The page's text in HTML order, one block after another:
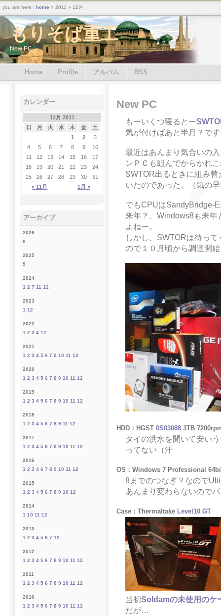
もりそば重工
New PC
New PC
もーいくつ寝るとー
気が付けばあと半月？で
最近はあんまり気合いの
ンＰＣも組んでからかれ
SWTOR出るときに組み
いたのであった。（気の
でもCPUはSandyBridge-
来年？、Windows8も来年
よねー。
しかし、SWTORは待っ
ので１０月頃から調達開
HDD：HGST 0S03088 3TB
タイの洪水を聞いて安い
ってない（汗
OS：Windows 7 Professional
8までのつなぎ？なので
あんまり変わらないので
Case：Thermaltake Level10 GT
当初Soldamの未使用のケ
だが…
カレンダー
12月 2011
日
月 火 水 木 金 土
« 11月 1月 »
1 2
3
4
5 6 7 8 9
10
11
12 13 14 15 16
17
18
19 20 21 22 23
24
25
26 27 28 29 30 31
アーカイブ
2026
8
2025
5
2024
1 2 7 11 12
2023
1 12
2022
1 2 3 4 12
2021
1 2 3 4 5 6 7 9 10 11 12
2020
1 2 3 4 5 6 7 8 9 10 11 12
2019
1 2 3 4 5 6 7 8 9 10 11 12
2018
1 2 3 4 5 6 7 8 9 11 12
2017
1 2 3 4 5 6 7 8 9 10 11 12
2016
1 2 3 4 6 7 8 9 10 11 12
2015
1 2 3 4 5 6 7 8 9 10 12
2014
1 10 11 12
2013
1 2 3 4 5 6 7 12
2012
1 2 3 4 5 6 7 8 9 10 11 12
2011
1 2 3 4 5 6 7 8 9 10 11 12
2010
1 2 3 4 5 6 7 8 9 10 11 12
Home Profile アルバム RSS
you are here : home » 2011 » 12月